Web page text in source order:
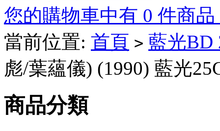
您的購物車中有 0 件商
當前位置: 首頁 > 藍光
彪/葉蘊儀) (1990) 藍光
商品分類